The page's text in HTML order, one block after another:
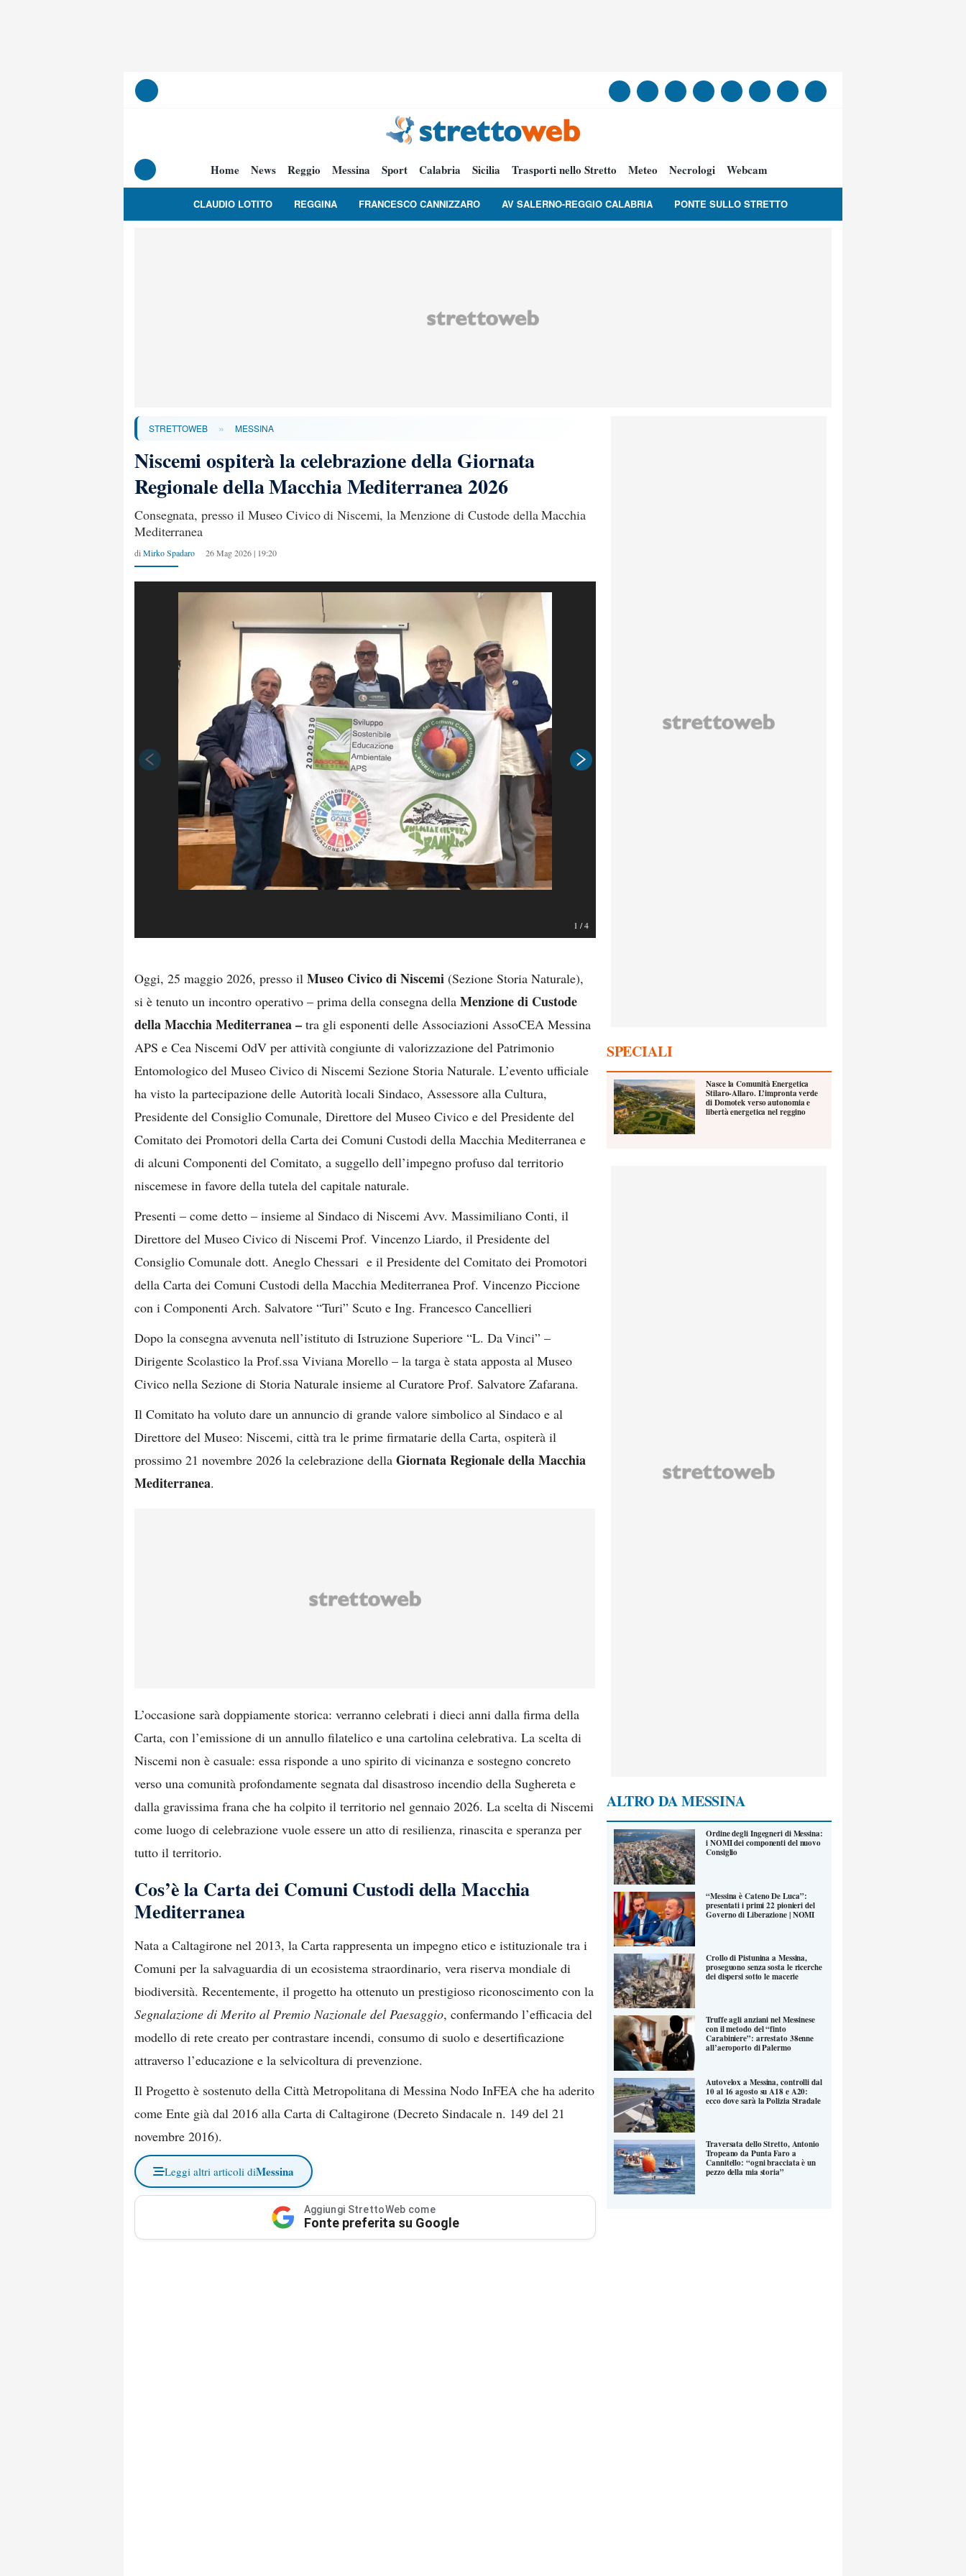
Home News Reggio Messina Sport Calabria Sicilia Trasporti nello Stretto Meteo Necrologi Webcam
CLAUDIO LOTITO REGGINA FRANCESCO CANNIZZARO AV SALERNO-REGGIO CALABRIA PONTE SULLO STRETTO
STRETTOWEB » MESSINA
Niscemi ospiterà la celebrazione della Giornata
Regionale della Macchia Mediterranea 2026
Consegnata, presso il Museo Civico di Niscemi, la Menzione di Custode della Macchia
Mediterranea
di Mirko Spadaro 26 Mag 2026 | 19:20
1 /4
Oggi, 25 maggio 2026, presso il Museo Civico di Niscemi (Sezione Storia Naturale),
si è tenuto un incontro operativo – prima della consegna della Menzione di Custode
della Macchia Mediterranea– tra gli esponenti delle Associazioni AssoCEA Messina
APS e Cea Niscemi OdV per attività congiunte di valorizzazione del Patrimonio
Entomologico del Museo Civico di Niscemi Sezione Storia Naturale. L’evento ufficiale
ha visto la partecipazione delle Autorità locali Sindaco, Assessore alla Cultura,
Presidente del Consiglio Comunale, Direttore del Museo Civico e del Presidente del
Comitato dei Promotori della Carta dei Comuni Custodi della Macchia Mediterranea e
di alcuni Componenti del Comitato, a suggello dell’impegno profuso dal territorio
niscemese in favore della tutela del capitale naturale.
Presenti – come detto – insieme al Sindaco di Niscemi Avv. Massimiliano Conti, il
Direttore del Museo Civico di Niscemi Prof. Vincenzo Liardo, il Presidente del
Consiglio Comunale dott. Aneglo Chessari e il Presidente del Comitato dei Promotori
della Carta dei Comuni Custodi della Macchia Mediterranea Prof. Vincenzo Piccione
con i Componenti Arch. Salvatore “Turi” Scuto e Ing. Francesco Cancellieri
Dopo la consegna avvenuta nell’istituto di Istruzione Superiore “L. Da Vinci” –
Dirigente Scolastico la Prof.ssa Viviana Morello – la targa è stata apposta al Museo
Civico nella Sezione di Storia Naturale insieme al Curatore Prof. Salvatore Zafarana.
Il Comitato ha voluto dare un annuncio di grande valore simbolico al Sindaco e al
Direttore del Museo: Niscemi, città tra le prime firmatarie della Carta, ospiterà il
prossimo 21 novembre 2026 la celebrazione della Giornata Regionale della Macchia
Mediterranea.
L’occasione sarà doppiamente storica: verranno celebrati i dieci anni dalla firma della
Carta, con l’emissione di un annullo filatelico e una cartolina celebrativa. La scelta di
Niscemi non è casuale: essa risponde a uno spirito di vicinanza e sostegno concreto
verso una comunità profondamente segnata dal disastroso incendio della Sughereta e
dalla gravissima frana che ha colpito il territorio nel gennaio 2026. La scelta di Niscemi
come luogo di celebrazione vuole essere un atto di resilienza, rinascita e speranza per
tutto il territorio.
Cos’è la Carta dei Comuni Custodi della Macchia
Mediterranea
Nata a Caltagirone nel 2013, la Carta rappresenta un impegno etico e istituzionale tra i
Comuni per la salvaguardia di un ecosistema straordinario, vera riserva mondiale di
biodiversità. Recentemente, il progetto ha ottenuto un prestigioso riconoscimento con la
Segnalazione di Merito al Premio Nazionale del Paesaggio, confermando l’efficacia del
modello di rete creato per contrastare incendi, consumo di suolo e desertificazione
attraverso l’educazione e la selvicoltura di prevenzione.
Il Progetto è sostenuto della Città Metropolitana di Messina Nodo InFEA che ha aderito
come Ente già dal 2016 alla Carta di Caltagirone (Decreto Sindacale n. 149 del 21
novembre 2016).
Leggi altri articoli diMessina
Aggiungi StrettoWeb come
Fonte preferita su Google
SPECIALI
Nasce la Comunità Energetica
Stilaro-Allaro. L’impronta verde
di Domotek verso autonomia e
libertà energetica nel reggino
ALTRO DA MESSINA
Ordine degli Ingegneri di Messina:
i NOMI dei componenti del nuovo
Consiglio
“Messina è Cateno De Luca”:
presentati i primi 22 pionieri del
Governo di Liberazione | NOMI
Crollo di Pistunina a Messina,
proseguono senza sosta le ricerche
dei dispersi sotto le macerie
Truffe agli anziani nel Messinese
con il metodo del “finto
Carabiniere”: arrestato 38enne
all’aeroporto di Palermo
Autovelox a Messina, controlli dal
10 al 16 agosto su A18 e A20:
ecco dove sarà la Polizia Stradale
Traversata dello Stretto, Antonio
Tropeano da Punta Faro a
Cannitello: “ogni bracciata è un
pezzo della mia storia”